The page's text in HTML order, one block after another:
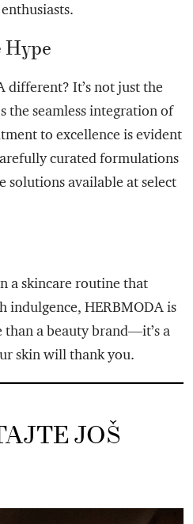
Hype
different? It’s not just the
the seamless integration of
to excellence is evident
curated formulations
solutions available at select
a skincare routine that
indulgence, HERBMODA is
than a beauty brand—it’s a
skin will thank you.
JOŠ